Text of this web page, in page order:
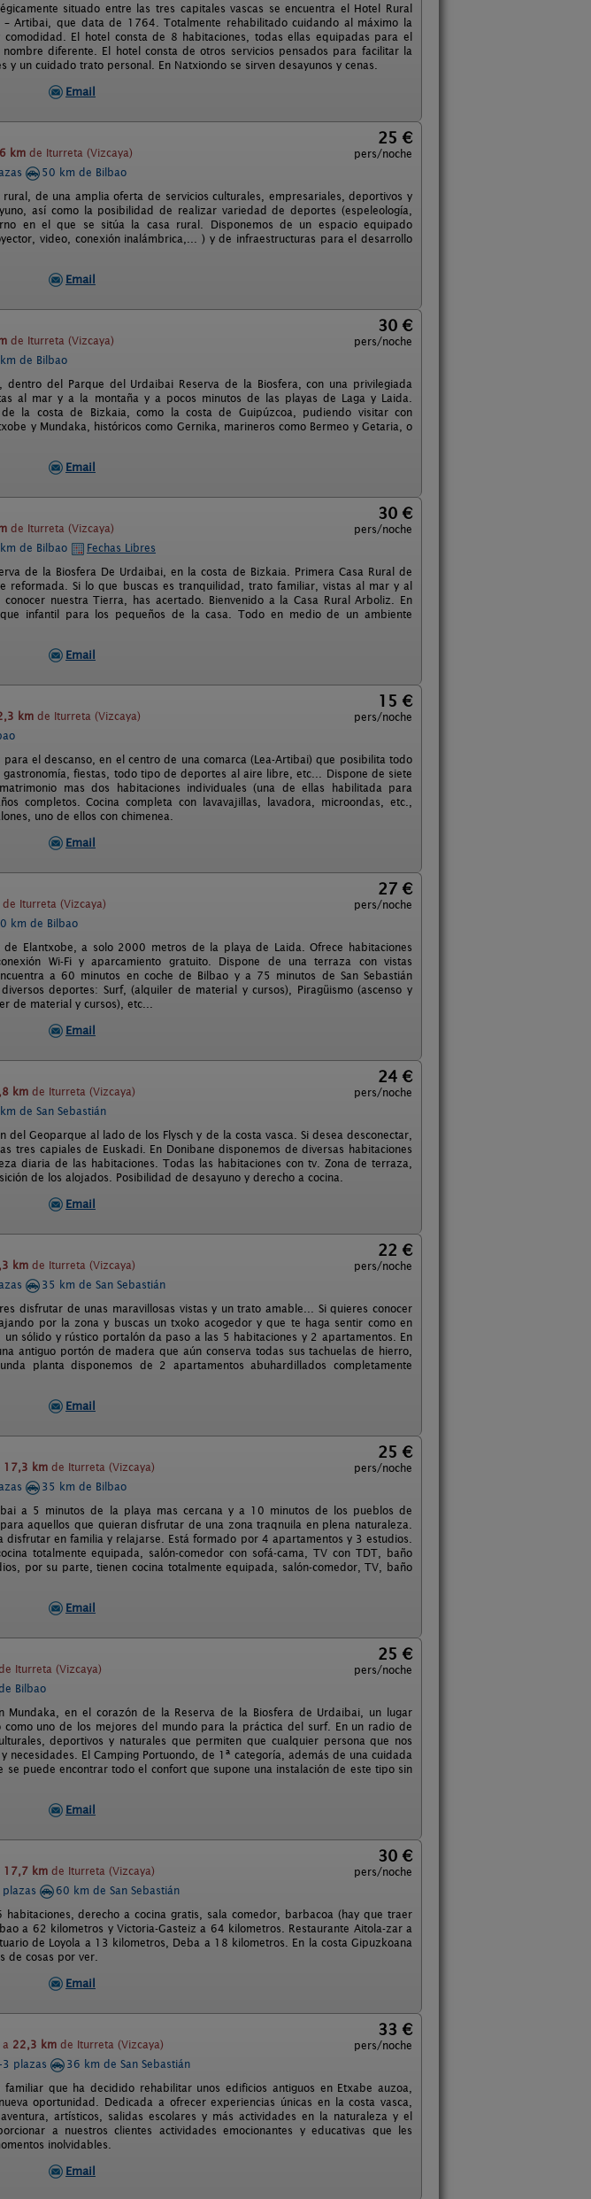
situado entre las tres capitales vascas se encuentra el Hotel Rural
Artibai, que data de 1764. Totalmente rehabilitado cuidando al máximo la
El hotel consta de 8 habitaciones, todas ellas equipadas para el
diferente. El hotel consta de otros servicios pensados para facilitar la
y un cuidado trato personal. En Natxiondo se sirven desayunos y cenas.
Email
km de Iturreta (Vizcaya)
25 €
pers/noche
50 km de Bilbao
de una amplia oferta de servicios culturales, empresariales, deportivos y
así como la posibilidad de realizar variedad de deportes (espeleología,
en el que se sitúa la casa rural. Disponemos de un espacio equipado
video, conexión inalámbrica,... ) y de infraestructuras para el desarrollo
Email
de Iturreta (Vizcaya)
30 €
pers/noche
de Bilbao
del Parque del Urdaibai Reserva de la Biosfera, con una privilegiada
al mar y a la montaña y a pocos minutos de las playas de Laga y Laida.
la costa de Bizkaia, como la costa de Guipúzcoa, pudiendo visitar con
y Mundaka, históricos como Gernika, marineros como Bermeo y Getaria, o
Email
de Iturreta (Vizcaya)
30 €
pers/noche
de Bilbao
Fechas Libres
de la Biosfera De Urdaibai, en la costa de Bizkaia. Primera Casa Rural de
reformada. Si lo que buscas es tranquilidad, trato familiar, vistas al mar y al
nuestra Tierra, has acertado. Bienvenido a la Casa Rural Arboliz. En
infantil para los pequeños de la casa. Todo en medio de un ambiente
Email
km de Iturreta (Vizcaya)
15 €
pers/noche
el descanso, en el centro de una comarca (Lea-Artibai) que posibilita todo
fiestas, todo tipo de deportes al aire libre, etc... Dispone de siete
mas dos habitaciones individuales (una de ellas habilitada para
completos. Cocina completa con lavavajillas, lavadora, microondas, etc.,
uno de ellos con chimenea.
Email
de Iturreta (Vizcaya)
27 €
pers/noche
km de Bilbao
Elantxobe, a solo 2000 metros de la playa de Laida. Ofrece habitaciones
Wi-Fi y aparcamiento gratuito. Dispone de una terraza con vistas
a 60 minutos en coche de Bilbao y a 75 minutos de San Sebastián
deportes: Surf, (alquiler de material y cursos), Piragüismo (ascenso y
de material y cursos), etc...
Email
km de Iturreta (Vizcaya)
24 €
pers/noche
de San Sebastián
del Geoparque al lado de los Flysch y de la costa vasca. Si desea desconectar,
tres capiales de Euskadi. En Donibane disponemos de diversas habitaciones
diaria de las habitaciones. Todas las habitaciones con tv. Zona de terraza,
de los alojados. Posibilidad de desayuno y derecho a cocina.
Email
km de Iturreta (Vizcaya)
22 €
pers/noche
35 km de San Sebastián
disfrutar de unas maravillosas vistas y un trato amable... Si quieres conocer
por la zona y buscas un txoko acogedor y que te haga sentir como en
sólido y rústico portalón da paso a las 5 habitaciones y 2 apartamentos. En
antiguo portón de madera que aún conserva todas sus tachuelas de hierro,
planta disponemos de 2 apartamentos abuhardillados completamente
Email
17,3 km de Iturreta (Vizcaya)
25 €
pers/noche
35 km de Bilbao
a 5 minutos de la playa mas cercana y a 10 minutos de los pueblos de
aquellos que quieran disfrutar de una zona traqnuila en plena naturaleza.
en familia y relajarse. Está formado por 4 apartamentos y 3 estudios.
totalmente equipada, salón-comedor con sofá-cama, TV con TDT, baño
por su parte, tienen cocina totalmente equipada, salón-comedor, TV, baño
Email
Iturreta (Vizcaya)
25 €
pers/noche
Bilbao
Mundaka, en el corazón de la Reserva de la Biosfera de Urdaibai, un lugar
como uno de los mejores del mundo para la práctica del surf. En un radio de
deportivos y naturales que permiten que cualquier persona que nos
necesidades. El Camping Portuondo, de 1ª categoría, además de una cuidada
se puede encontrar todo el confort que supone una instalación de este tipo sin
Email
17,7 km de Iturreta (Vizcaya)
30 €
pers/noche
60 km de San Sebastián
derecho a cocina gratis, sala comedor, barbacoa (hay que traer
a 62 kilometros y Victoria-Gasteiz a 64 kilometros. Restaurante Aitola-zar a
de Loyola a 13 kilometros, Deba a 18 kilometros. En la costa Gipuzkoana
de cosas por ver.
Email
a 22,3 km de Iturreta (Vizcaya)
33 €
pers/noche
plazas
36 km de San Sebastián
que ha decidido rehabilitar unos edificios antiguos en Etxabe auzoa,
oportunidad. Dedicada a ofrecer experiencias únicas en la costa vasca,
artísticos, salidas escolares y más actividades en la naturaleza y el
a nuestros clientes actividades emocionantes y educativas que les
inolvidables.
Email